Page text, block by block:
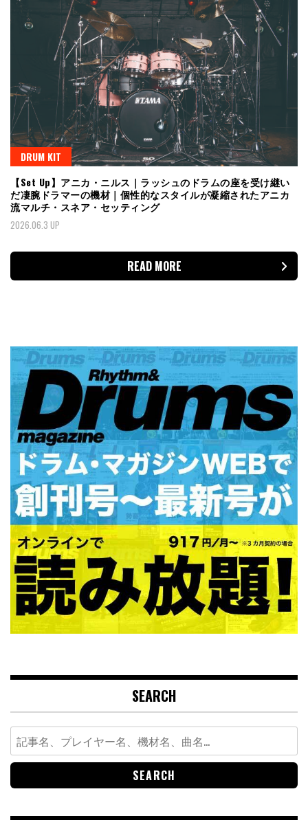
DRUM KIT
【Set Up】アニカ・ニルス｜ラッシュのドラムの座を受け継い
だ凄腕ドラマーの機材｜個性的なスタイルが凝縮されたアニカ
流マルチ・スネア・セッティング
2026.06.3 UP
READ MORE
SEARCH
Search
for: